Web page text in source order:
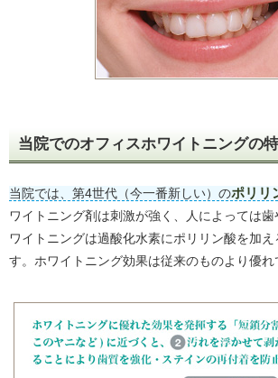
当院でのオフィスホワイトニングの
当院では、第4世代（今一番新しい）のポリリ
ワイトニング剤は刺激が強く、人によっては
ワイトニングは過酸化水素にポリリン酸を加
す。ホワイトニング効果は従来のものより優れ